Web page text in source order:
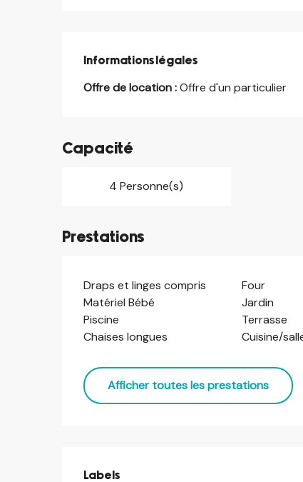
Informations légales
Informations légales
Offre de location :Offre d'un particulier
Capacité
4 Personne(s)
Prestations
Draps et linges compris Four
Matériel Bébé
Jardin
Piscine
Terrasse
Chaises longues
Cuisine/
Afficher toutes les prestations
Offres de prestations
Labels
Labels